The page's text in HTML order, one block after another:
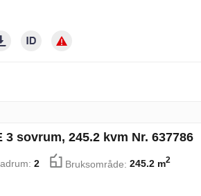
3 sovrum, 245.2 kvm Nr. 637786
2 Bruksområde: 245.2 m2